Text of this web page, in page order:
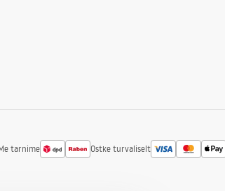
tarnime Ostke turvaliselt